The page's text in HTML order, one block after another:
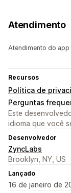
Atendimento
Atendimento do
Recursos
Política de
Perguntas
Este
idioma que você
Desenvolvedor
ZyncLabs
Brooklyn, NY, US
Lançado
16 de janeiro de